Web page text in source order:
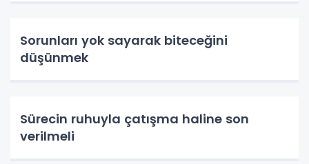
Sorunları yok sayarak biteceğini
düşünmek
Sürecin ruhuyla çatışma haline son
verilmeli